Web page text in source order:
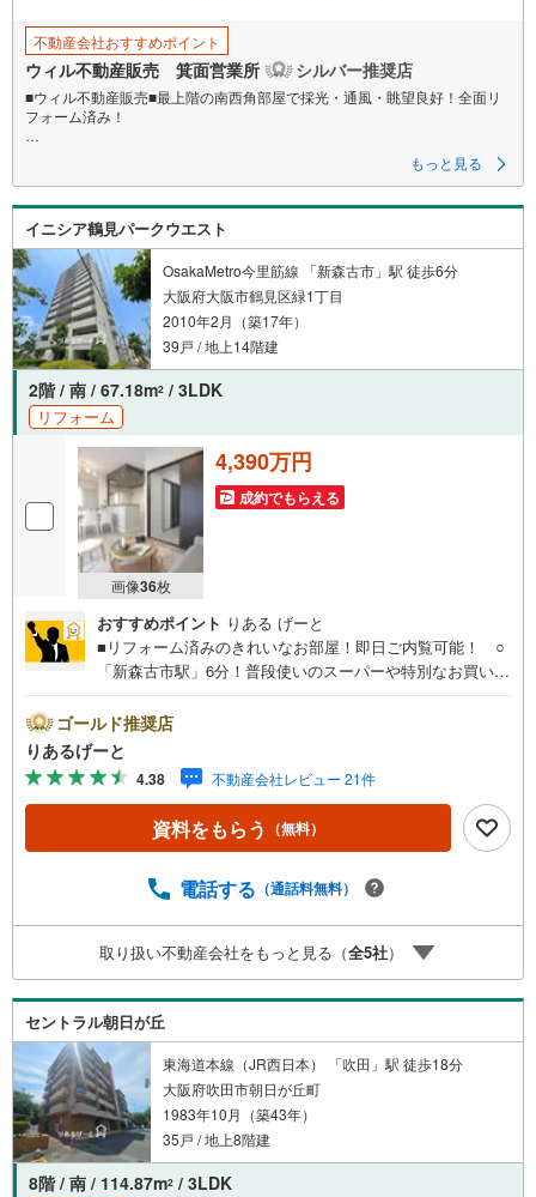
不動産会社おすすめポイント
ウィル不動産販売 箕面営業所 シルバー推奨店
■ウィル不動産販売■最上階の南西角部屋で採光・通風・眺望良好！全面リ
フォーム済み！
〇オートロック・宅配ボックス有り！
〇ペット可（2匹まで、諸条件あり）！
〇最上階の南西角部屋で採光・通風・眺望良好！
〇専有面積82.13平米の4LDK！
〇2025年8月に全面リフォーム済み！
〇現在は空き部屋！
〇『石橋小学校』徒歩2分！
〇『石橋中学校』徒歩1分！
〇『コープミニ』徒歩2分！
〇『石橋商店街』徒歩8分！
■弊社の特徴について
・駐車場も完備しておりますのでご利用ください。
・キッズスペースもございますので、小さなお子様がいらっしゃるご家庭
もお気軽にご来場ください！
【営業日】定休日はございません。（年末年始を除く）水曜日も営業して
おります。
【営業時間】10:00～19:00
・リフォーム担当、ローン担当が居りますので、何でも気軽にご相談いた
だけます！
・その他、弊社独自の物件管理システム「Willing-Navi」で、お客様にぴっ
たりの物件のご紹介が可能です！
もっと見る
イニシア鶴見パークウエスト
OsakaMetro今里筋線 「新森古市」駅 徒歩6分
大阪府大阪市鶴見区緑1丁目
2010年2月（築17年）
39戸 / 地上14階建
2階 / 南 / 67.18m2 / 3LDK
リフォーム
画像36枚
4,390万円
成約でもらえる
おすすめポイント りある げーと
■リフォーム済みのきれいなお部屋！即日ご内覧可能！ ○
「新森古市駅」6分！普段使いのスーパーや特別なお買い物
地 ○東南向き角部屋で陽当たり良好■物件検討中のお客さ
ま！ちょっと見学してみたいだけなどでも内覧可能です！
売主さまの都合等で見学ができない場合がございます。お
気軽に「りあるげーと」までお問合わせ下さい！■「りある
げーと」が選ばれるポイント！■年中休まず営業中！いつで
も対応致します！・営業時間:9:00～21:00上記の時間帯
す！■各種相談、承ります！■【無料送迎】「小さなお子さ
て送迎致します！【リフォーム相談】資格を持った専門ス
タッフがお悩みに合わせてお話をうかがい、お客さまにぴ
ったりの提案を行います！■その他:物件相談、住宅ローン
相談、ご質問、気になること、何でもお気軽にご相談くだ
さい！
ゴールド推奨店
りあるげーと
4.38 不動産会社レビュー 21件
資料をもらう （無料）
電話する （通話料無料）
取り扱い不動産会社をもっと見る（全5社）
セントラル朝日が丘
東海道本線（JR西日本） 「吹田」駅 徒歩18分
大阪府吹田市朝日が丘町
1983年10月（築43年）
35戸 / 地上8階建
8階 / 南 / 114.87m2 / 3LDK